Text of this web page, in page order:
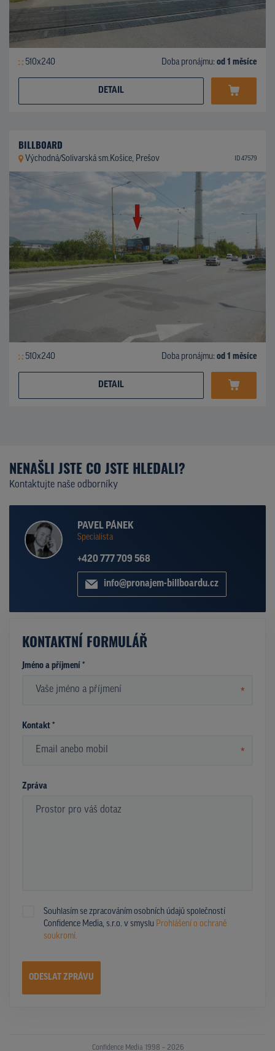
510x240 Doba pronájmu: od 1 měsíce
DETAIL
BILLBOARD
Východná/Solivarská sm.Košice, Prešov ID 47579
510x240 Doba pronájmu: od 1 měsíce
DETAIL
NENAŠLI JSTE CO JSTE HLEDALI?
Kontaktujte naše odborníky
PAVEL PÁNEK
Specialista
+420 777 709 568
info@pronajem-billboardu.cz
KONTAKTNÍ FORMULÁŘ
Jméno a příjmení *
*
Kontakt *
*
Zpráva
Souhlasím se zpracováním osobních údajů společností
Confidence Media, s.r.o. v smyslu Prohlášení o ochraně
soukromí.
ODESLAT ZPRÁVU
Confidence Media 1998 – 2026